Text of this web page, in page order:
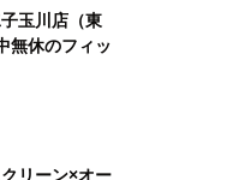
玉川店（東
無休のフィッ
リーン×オー